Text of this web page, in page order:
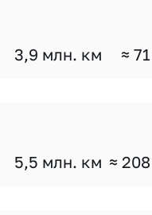
3,9 млн. км ≈
5,5 млн. км ≈